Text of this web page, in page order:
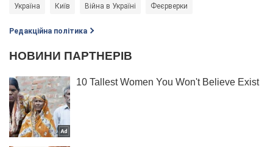
Україна Київ Війна в Україні Феєрверки
Редакційна політика